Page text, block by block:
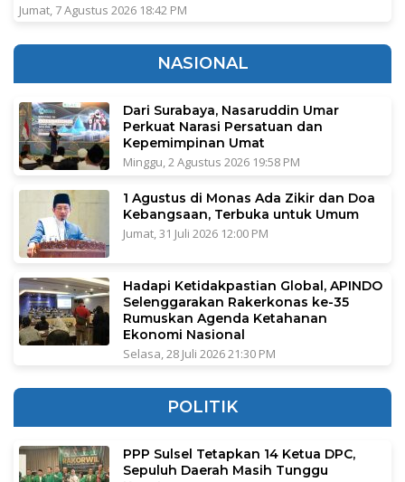
Jumat, 7 Agustus 2026 18:42 PM
NASIONAL
Dari Surabaya, Nasaruddin Umar
Perkuat Narasi Persatuan dan
Kepemimpinan Umat
Minggu, 2 Agustus 2026 19:58 PM
1 Agustus di Monas Ada Zikir dan Doa
Kebangsaan, Terbuka untuk Umum
Jumat, 31 Juli 2026 12:00 PM
Hadapi Ketidakpastian Global, APINDO
Selenggarakan Rakerkonas ke-35
Rumuskan Agenda Ketahanan
Ekonomi Nasional
Selasa, 28 Juli 2026 21:30 PM
POLITIK
PPP Sulsel Tetapkan 14 Ketua DPC,
Sepuluh Daerah Masih Tunggu